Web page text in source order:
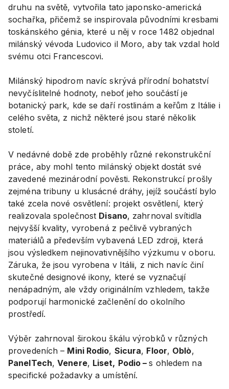
druhu na světě, vytvořila tato japonsko-americká
sochařka, přičemž se inspirovala původními kresbami
toskánského génia, které u něj v roce 1482 objednal
milánský vévoda Ludovico il Moro, aby tak vzdal hold
svému otci Francescovi.
Milánský hipodrom navíc skrývá přírodní bohatství
nevyčíslitelné hodnoty, neboť jeho součástí je
botanický park, kde se daří rostlinám a keřům z Itálie i
celého světa, z nichž některé jsou staré několik
století.
V nedávné době zde proběhly různé rekonstrukční
práce, aby mohl tento milánský objekt dostát své
zavedené mezinárodní pověsti. Rekonstrukcí prošly
zejména tribuny u klusácné dráhy, jejíž součástí bylo
také zcela nové osvětlení: projekt osvětlení, který
realizovala společnost Disano, zahrnoval svítidla
nejvyšší kvality, vyrobená z pečlivě vybraných
materiálů a především vybavená LED zdroji, která
jsou výsledkem nejinovativnějšího výzkumu v oboru.
Záruka, že jsou vyrobena v Itálii, z nich navíc činí
skutečné designové ikony, které se vyznačují
nenápadným, ale vždy originálním vzhledem, takže
podporují harmonické začlenění do okolního
prostředí.
Výběr zahrnoval širokou škálu výrobků v různých
provedeních – Mini Rodio, Sicura, Floor, Oblò,
PanelTech,Venere, Liset, Podio –s ohledem na
specifické požadavky a umístění.